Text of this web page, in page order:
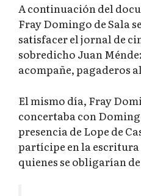
A continuación del
Fray Domingo de Sala
satisfacer el jornal de
sobredicho Juan
acompañe, pagaderos
El mismo día, Fray
concertaba con
presencia de Lope de
partícipe en la
quienes se obligarían